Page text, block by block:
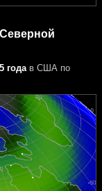
годав США по